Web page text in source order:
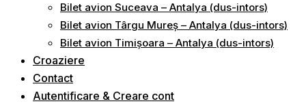
Bilet avion Suceava – Antalya (dus-intors)
Bilet avion Târgu Mureș – Antalya (dus-intors)
Bilet avion Timișoara – Antalya (dus-intors)
Croaziere
Contact
Autentificare & Creare cont